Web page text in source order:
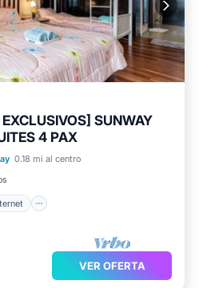
SUNWAY
4 PAX
0.18 mi al centro
Internet
de traslado
VER OFERTA